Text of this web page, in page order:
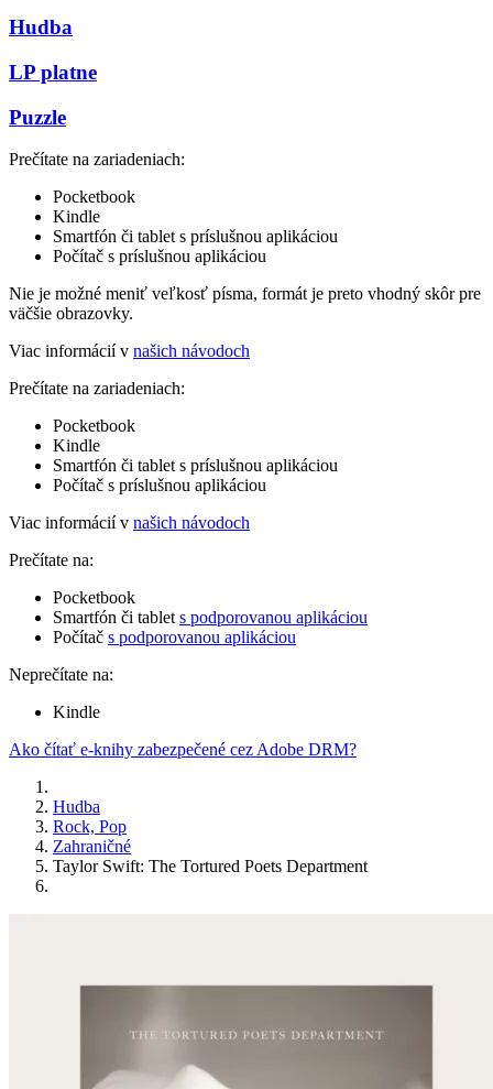
Hudba
LP platne
Puzzle
Prečítate na zariadeniach:
Pocketbook
Kindle
Smartfón či tablet s príslušnou aplikáciou
Počítač s príslušnou aplikáciou
Nie je možné meniť veľkosť písma, formát je preto vhodný skôr pre
väčšie obrazovky.
Viac informácií v našich návodoch
Prečítate na zariadeniach:
Pocketbook
Kindle
Smartfón či tablet s príslušnou aplikáciou
Počítač s príslušnou aplikáciou
Viac informácií v našich návodoch
Prečítate na:
Pocketbook
Smartfón či tablet s podporovanou aplikáciou
Počítač s podporovanou aplikáciou
Neprečítate na:
Kindle
Ako čítať e-knihy zabezpečené cez Adobe DRM?
Hudba
Rock, Pop
Zahraničné
Taylor Swift: The Tortured Poets Department